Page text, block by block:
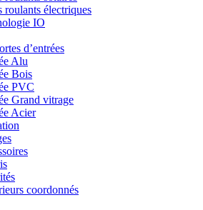
roulants électriques
IO
d’entrées
Alu
Bois
PVC
Grand vitrage
Acier
coordonnés